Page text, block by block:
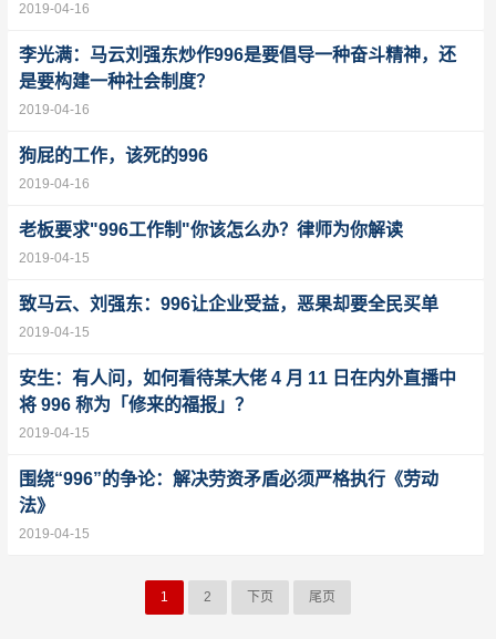
2019-04-16
李光满：马云刘强东炒作996是要倡导一种奋斗精神，还
是要构建一种社会制度？
2019-04-16
狗屁的工作，该死的996
2019-04-16
老板要求"996工作制"你该怎么办？律师为你解读
2019-04-15
致马云、刘强东：996让企业受益，恶果却要全民买单
2019-04-15
安生：有人问，如何看待某大佬 4 月 11 日在内外直播中
将 996 称为「修来的福报」？
2019-04-15
围绕“996”的争论：解决劳资矛盾必须严格执行《劳动
法》
2019-04-15
1 2 下页 尾页